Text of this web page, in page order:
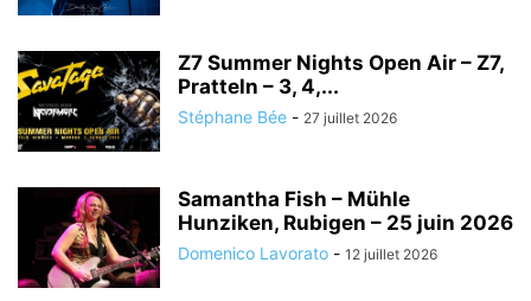
Z7 Summer Nights Open Air – Z7,
Pratteln – 3, 4,...
Stéphane Bée - 27 juillet 2026
Samantha Fish – Mühle
Hunziken, Rubigen – 25 juin 2026
Domenico Lavorato - 12 juillet 2026